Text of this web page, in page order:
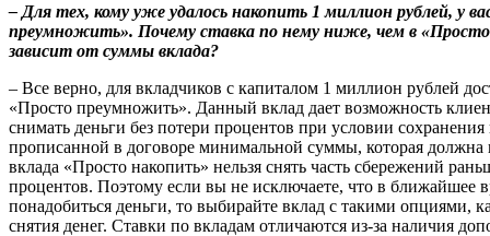
– Для тех, кому уже удалось накопить 1 миллион рублей, у
преумножить». Почему ставка по нему ниже, чем в
зависит от суммы вклада?
– Все верно, для вкладчиков с капиталом 1 миллион рублей
«Просто преумножить». Данный вклад дает возможность
снимать деньги без потери процентов при условии
прописанной в договоре минимальной суммы, которая должна
вклада «Просто накопить» нельзя снять часть сбережений
процентов. Поэтому если вы не исключаете, что в ближайшее
понадобиться деньги, то выбирайте вклад с такими опциями,
снятия денег. Ставки по вкладам отличаются из-за наличия